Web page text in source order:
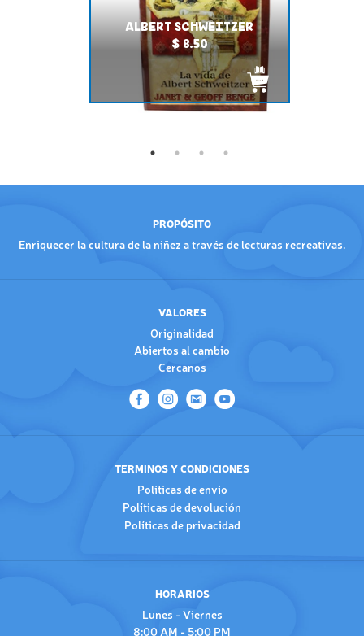
ALBERT SCHWEITZER
$ 8.50
PROPÓSITO
Enriquecer la cultura de la niñez a través de lecturas recreativas.
VALORES
Originalidad
Abiertos al cambio
Cercanos
TERMINOS Y CONDICIONES
Políticas de envío
Políticas de devolución
Políticas de privacidad
HORARIOS
Lunes - Viernes
8:00 AM - 5:00 PM